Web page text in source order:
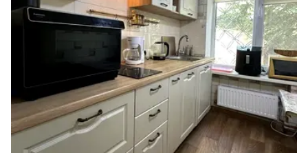
перевірені, у повному порядку. Телефонуйте, домовимося про
зустріч. З повагою, ваш спеціаліст з нерухомості Катерина. АН
«Ексклюзив у нерухомості»